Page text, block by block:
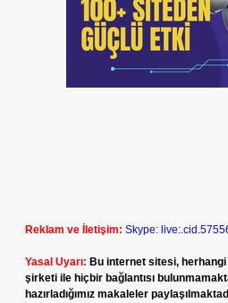
Reklam ve İletişim: Skype:
Yasal Uyarı: Bu internet sitesi,
şirketi ile hiçbir bağlantısı
hazırladığımız makaleler